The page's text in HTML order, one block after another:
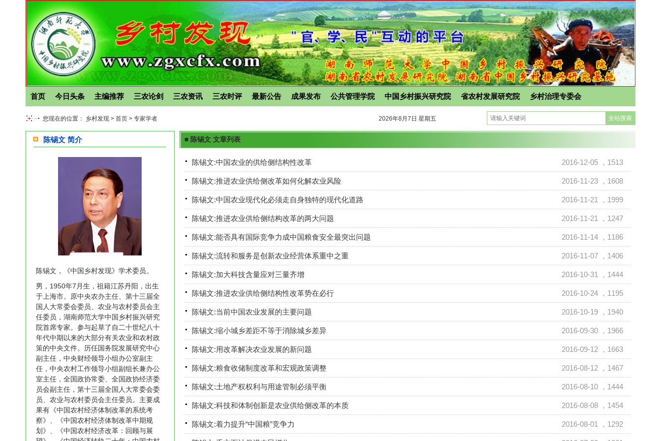
首页 今日头条 主编推荐 三农论剑 三农资讯 三农时评 最新公告 成果发布 公共管理学院 中国乡村振兴研究院 省农村发展研究院 乡村治理专委会
您现在的位置： 乡村发现 > 首页 > 专家学者 2026年8月7日 星期五
陈锡文 简介
陈锡文，《中国乡村发现》学术委员。
男，1950年7月生，祖籍江苏丹阳，出生
于上海市。原中央农办主任、第十三届全
国人大常委会委员、农业与农村委员会主
任委员，湖南师范大学中国乡村振兴研究
院首席专家。参与起草了自二十世纪八十
年代中期以来的大部分有关农业和农村政
策的中央文件。历任国务院发展研究中心
副主任，中央财经领导小组办公室副主
任，中央农村工作领导小组副组长兼办公
室主任，全国政协常委、全国政协经济委
员会副主任，第十三届全国人大常委会委
员、农业与农村委员会主任委员。主要成
果有《中国农村经济体制改革的系统考
察》、《中国农村经济体制改革中期规
划》、《中国农村经济改革：回顾与展
■ 陈锡文 文章列表
陈锡文:中国农业的供给侧结构性改革 2016-12-05 ，1513
陈锡文:推进农业供给侧改革如何化解农业风险 2016-11-23 ，1608
陈锡文:中国农业现代化必须走自身独特的现代化道路 2016-11-21 ，1999
陈锡文:推进农业供给侧结构改革的两大问题 2016-11-21 ，1247
陈锡文:能否具有国际竞争力成中国粮食安全最突出问题 2016-11-14 ，1186
陈锡文:流转和服务是创新农业经营体系重中之重 2016-11-07 ，1406
陈锡文:加大科技含量应对三量齐增 2016-10-31 ，1444
陈锡文:推进农业供给侧结构性改革势在必行 2016-10-24 ，1195
陈锡文:当前中国农业发展的主要问题 2016-10-19 ，1940
陈锡文:缩小城乡差距不等于消除城乡差异 2016-09-30 ，1966
陈锡文:用改革解决农业发展的新问题 2016-09-12 ，1663
陈锡文:粮食收储制度改革和宏观政策调整 2016-08-12 ，1467
陈锡文:土地产权权利与用途管制必须平衡 2016-08-10 ，1444
陈锡文:科技和体制创新是农业供给侧改革的本质 2016-08-08 ，1454
陈锡文:着力提升“中国粮”竞争力 2016-08-01 ，1292